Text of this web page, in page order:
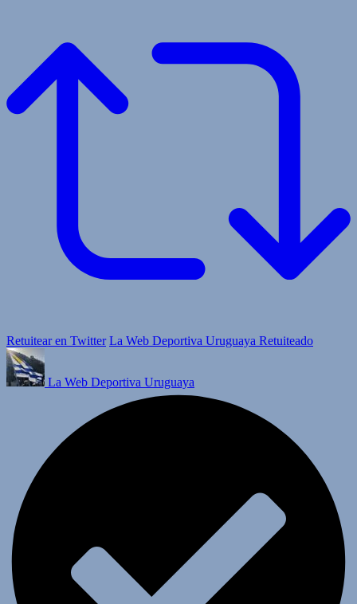
Retuitear en Twitter La Web Deportiva Uruguaya Retuiteado
La Web Deportiva Uruguaya